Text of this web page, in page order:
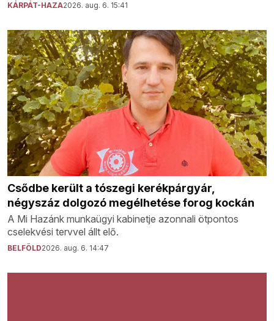
KÁRPÁT-HAZA2026. aug. 6. 15:41
Csődbe került a tószegi kerékpárgyár,
négyszáz dolgozó megélhetése forog kockán
A Mi Hazánk munkaügyi kabinetje azonnali ötpontos
cselekvési tervvel állt elő.
BELFÖLD2026. aug. 6. 14:47